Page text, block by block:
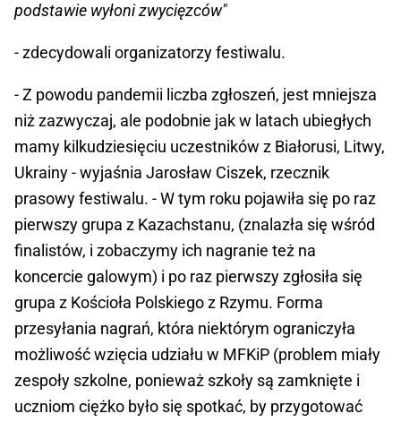
podstawie wyłoni zwycięzców"
- zdecydowali organizatorzy festiwalu.
- Z powodu pandemii liczba zgłoszeń, jest mniejsza
niż zazwyczaj, ale podobnie jak w latach ubiegłych
mamy kilkudziesięciu uczestników z Białorusi, Litwy,
Ukrainy - wyjaśnia Jarosław Ciszek, rzecznik
prasowy festiwalu. - W tym roku pojawiła się po raz
pierwszy grupa z Kazachstanu, (znalazła się wśród
finalistów, i zobaczymy ich nagranie też na
koncercie galowym) i po raz pierwszy zgłosiła się
grupa z Kościoła Polskiego z Rzymu. Forma
przesyłania nagrań, która niektórym ograniczyła
możliwość wzięcia udziału w MFKiP (problem miały
zespoły szkolne, ponieważ szkoły są zamknięte i
uczniom ciężko było się spotkać, by przygotować